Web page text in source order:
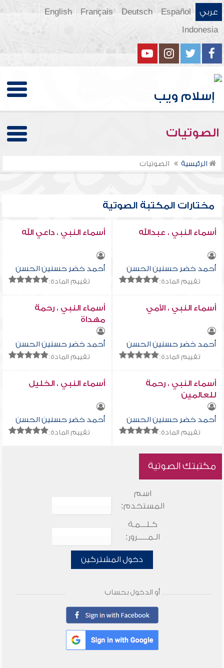
عربي Español
Deutsch
Français
English
Indonesia
الصوتيات
الرئيسية الصوتيات
مختارات المكتبة الصوتية
أسماء النبي ، عبدالله
أحمد خضر حسنين الحسن
تقييم المادة:
أسماء النبي ، داعي الله
أحمد خضر حسنين الحسن
تقييم المادة:
أسماء النبي ، الأمي
أحمد خضر حسنين الحسن
تقييم المادة:
أسماء النبي ، رحمة
مهداة
أحمد خضر حسنين الحسن
تقييم المادة:
أسماء النبي ، رحمة
للعالمين
أحمد خضر حسنين الحسن
تقييم المادة:
أسماء النبي ، الخليل
أحمد خضر حسنين الحسن
تقييم المادة:
مكتبتك الصوتية
اسم
المستخدم:
كـلـــمـة
الـمـــــرور:
دخول المشتركين
أو الدخول بحساب